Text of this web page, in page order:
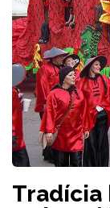
Tradícia